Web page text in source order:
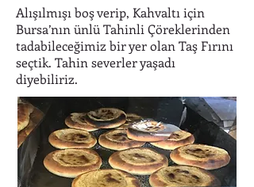
Alışılmışı boş verip, Kahvaltı için
Bursa’nın ünlü Tahinli Çöreklerinden
tadabileceğimiz bir yer olan Taş Fırını
seçtik. Tahin severler yaşadı
diyebiliriz.